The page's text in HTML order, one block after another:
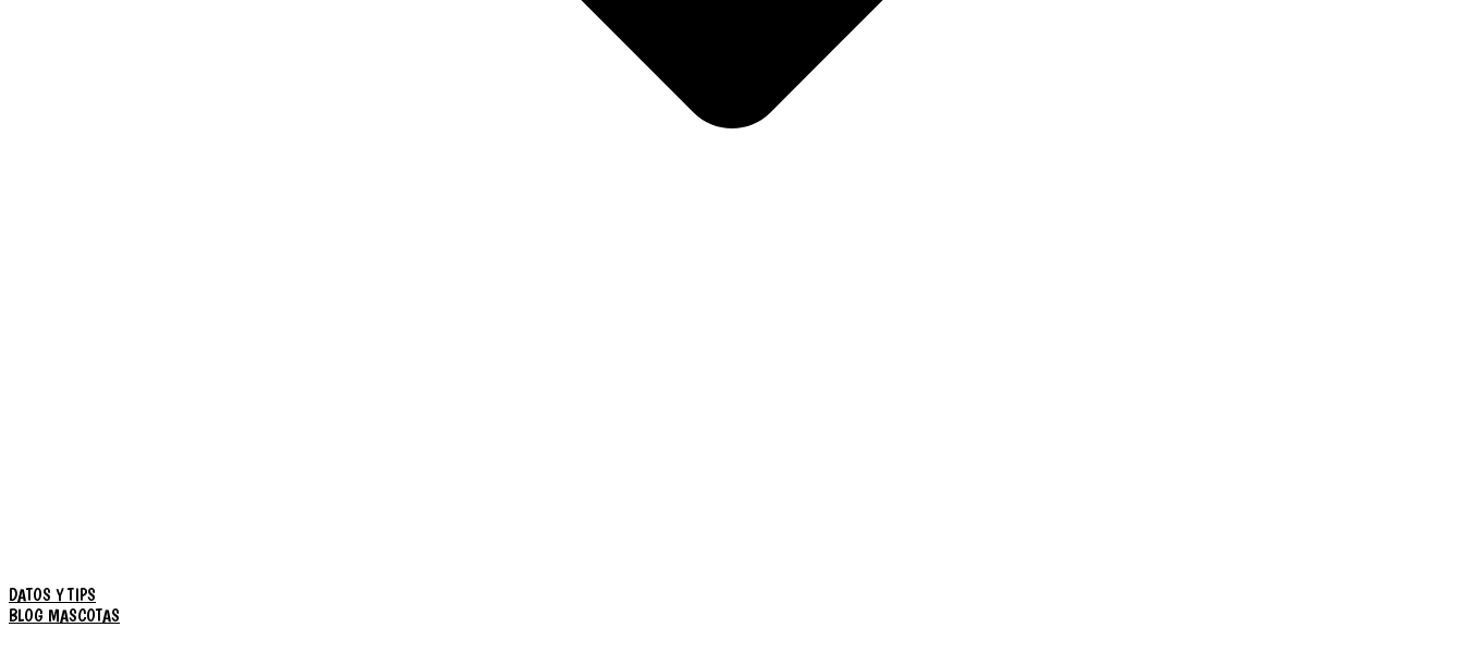
DATOS Y TIPS
BLOG MASCOTAS